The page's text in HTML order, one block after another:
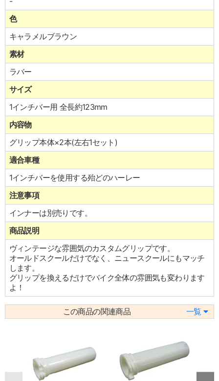
色
キャラメルブラウン
素材
ラバー
サイズ
1インチバー用 全長約123mm
内容物
グリップ本体×2本(左右1セット)
適合車種
1インチバーを使用する殆どのハーレー
注意事項
インナーは別売りです。
商品説明
ヴィンテージな雰囲気のカスタムグリップです。
オールドスクールだけでなく、ニュースクールにもマッチ
します。
グリップを換えるだけでバイク全体の雰囲気も変わります
よ！
この商品の関連商品 一覧